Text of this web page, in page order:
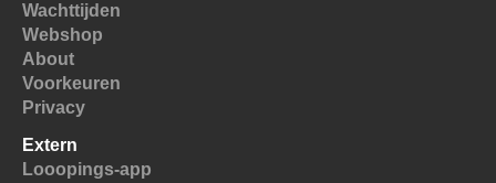
Wachttijden
Webshop
About
Voorkeuren
Privacy
Extern
Looopings-app